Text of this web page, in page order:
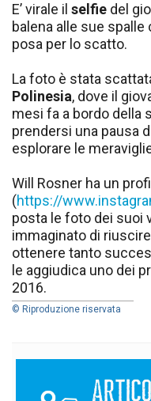
E’ virale il selfie del
balena alle sue
posa per lo scatto.
La foto è stata
Polinesia, dove il
mesi fa a bordo della
prendersi una pausa
esplorare le
Will Rosner ha un
(https://
posta le foto dei suoi
immaginato di
ottenere tanto
le aggiudica uno dei
2016.
© Riproduzione riservata